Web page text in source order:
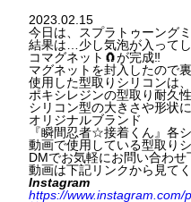
2023.02.15
今日は、スプラトゥーング
結果は…少し気泡が入って
コマグネット🧲が完成‼️
マグネットを封入したので
使用した型取りシリコンは
ポキシレジンの型取り耐久
シリコン型の大きさや形状
オリジナルブランド
『瞬間忍者☆接着くん』各
動画で使用している型取り
DMでお気軽にお問い合わせ
動画は下記リンクから見てく
Instagram
https://www.instagram.com/